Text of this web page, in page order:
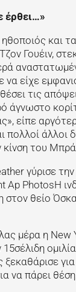
έρθει…»
και
Γουέιν,
είχε
τις
άγνωστο
είπε
πολλοί άλλοι
κίνση του
γύρισε
Ap PhotosΗ
στον θείο
μέρα η
ξεκαθάρισε
να πάρει